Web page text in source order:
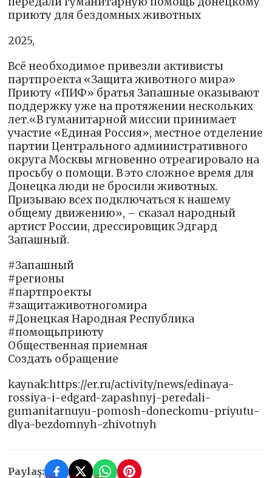
приюту для бездомных животных
2025,
Всё необходимое привезли активисты
партпроекта «Защита животного мира»
Приюту «ПИФ» братья Запашные оказывают
поддержку уже на протяжении нескольких
лет.«В гуманитарной миссии принимает
участие «Единая Россия», местное отделение
партии Центрального административного
округа Москвы мгновенно отреагировало на
просьбу о помощи. В это сложное время для
Донецка люди не бросили животных.
Призываю всех подключаться к нашему
общему движению», – сказал народный
артист России, дрессировщик Эдгард
Запашный.
#Запашный
#регионы
#партпроекты
#защитаживотногомира
#Донецкая Народная Республика
#помощьприюту
Общественная приемная
Создать обращение
kaynak:https://er.ru/activity/news/edinaya-
rossiya-i-edgard-zapashnyj-peredali-
gumanitarnuyu-pomosh-doneckomu-priyutu-
dlya-bezdomnyh-zhivotnyh
Paylaş: